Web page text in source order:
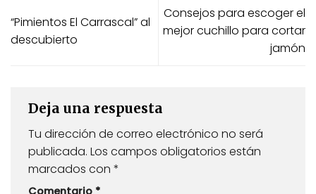
“Pimientos El Carrascal” al
descubierto
Consejos para escoger el
mejor cuchillo para cortar
jamón
Deja una respuesta
Tu dirección de correo electrónico no será
publicada. Los campos obligatorios están
marcados con *